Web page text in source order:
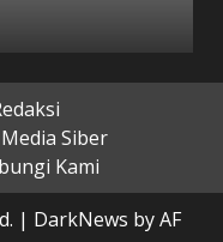
Siber
Kami
| DarkNews by AF